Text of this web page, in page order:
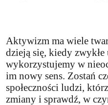
Aktywizm ma wiele
dzieją się, kiedy zwykłe
wykorzystujemy w
im nowy sens. Zostań
społeczności ludzi,
zmiany i sprawdź, w